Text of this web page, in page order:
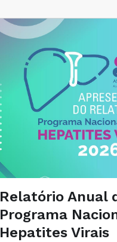
Relatório Anual
Programa
Hepatites Virais